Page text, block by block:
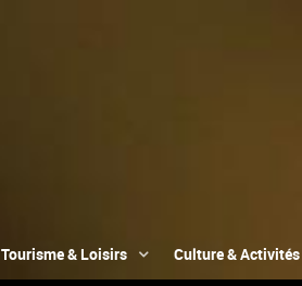
Tourisme & Loisirs Culture & Activités